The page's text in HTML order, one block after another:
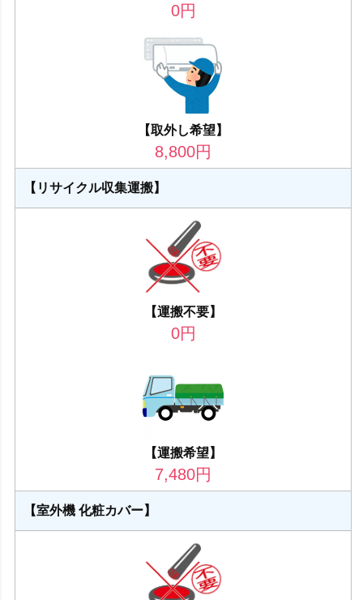
0円
【取外し希望】
8,800円
【リサイクル収集運搬】
【運搬不要】
0円
【運搬希望】
7,480円
【室外機 化粧カバー】